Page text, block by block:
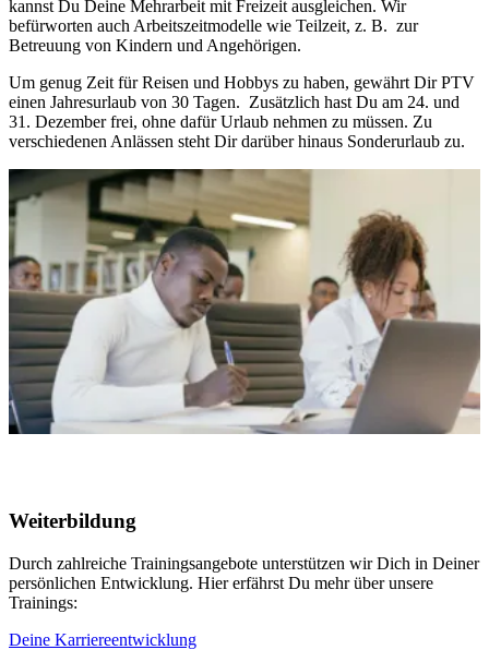
kannst Du Deine Mehrarbeit mit Freizeit ausgleichen. Wir
befürworten auch Arbeitszeitmodelle wie Teilzeit, z. B. zur
Betreuung von Kindern und Angehörigen.
Um genug Zeit für Reisen und Hobbys zu haben, gewährt Dir PTV
einen Jahresurlaub von 30 Tagen. Zusätzlich hast Du am 24. und
31. Dezember frei, ohne dafür Urlaub nehmen zu müssen. Zu
verschiedenen Anlässen steht Dir darüber hinaus Sonderurlaub zu.
Weiterbildung
Durch zahlreiche Trainingsangebote unterstützen wir Dich in Deiner
persönlichen Entwicklung. Hier erfährst Du mehr über unsere
Trainings:
Deine Karriereentwicklung